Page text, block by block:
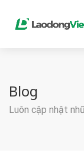
Blog
Luôn cập nhật